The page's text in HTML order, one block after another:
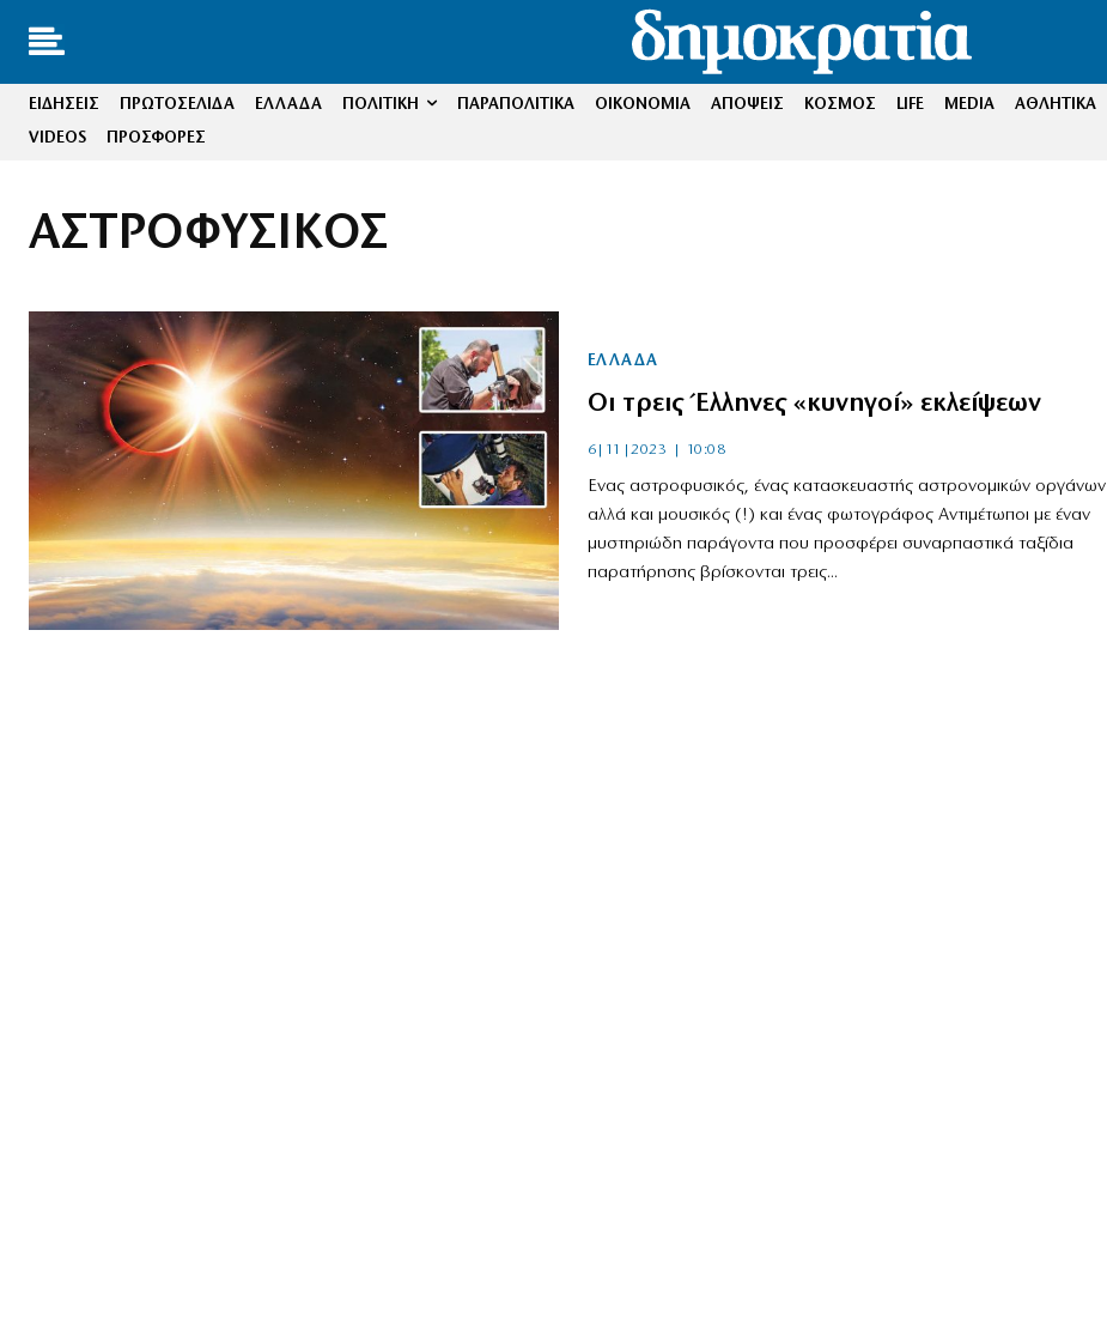
ΕΙΔΗΣΕΙΣ ΠΡΩΤΟΣΕΛΙΔΑ ΕΛΛΑΔΑ ΠΟΛΙΤΙΚΗ ΠΑΡΑΠΟΛΙΤΙΚΑ ΟΙΚΟΝΟΜΙΑ ΑΠΟΨΕΙΣ ΚΟΣΜΟΣ LIFE MEDIA ΑΘΛΗΤΙΚΑ
VIDEOS
ΠΡΟΣΦΟΡΕΣ
ΑΣΤΡΟΦΥΣΙΚΟΣ
ΕΛΛΑΔΑ
Οι τρεις Έλληνες «κυνηγοί» εκλείψεων
6|11|2023 | 10:08
Ενας αστροφυσικός, ένας κατασκευαστής αστρονομικών οργάνων
αλλά και μουσικός (!) και ένας φωτογράφος Αντιμέτωποι με έναν
μυστηριώδη παράγοντα που προσφέρει συναρπαστικά ταξίδια
παρατήρησης βρίσκονται τρεις...